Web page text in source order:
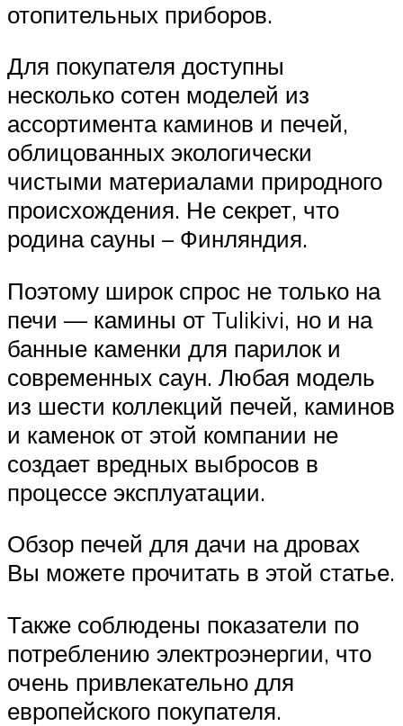
отопительных приборов.
Для покупателя доступны
несколько сотен моделей из
ассортимента каминов и печей,
облицованных экологически
чистыми материалами природного
происхождения. Не секрет, что
родина сауны – Финляндия.
Поэтому широк спрос не только на
печи — камины от Tulikivi, но и на
банные каменки для парилок и
современных саун. Любая модель
из шести коллекций печей, каминов
и каменок от этой компании не
создает вредных выбросов в
процессе эксплуатации.
Обзор печей для дачи на дровах
Вы можете прочитать в этой статье.
Также соблюдены показатели по
потреблению электроэнергии, что
очень привлекательно для
европейского покупателя.